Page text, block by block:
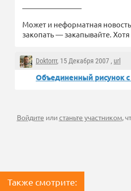
Может и неформатная
закопать — закапывайте.
Doktorrr, 15 Декабря 2007 , url
Объединенный рисунок
Войдите илистаньте участником,
Также смотрите: